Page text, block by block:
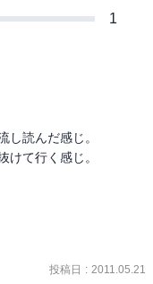
1
し読んだ感じ。
けて行く感じ。
投稿日 : 2011.05.21